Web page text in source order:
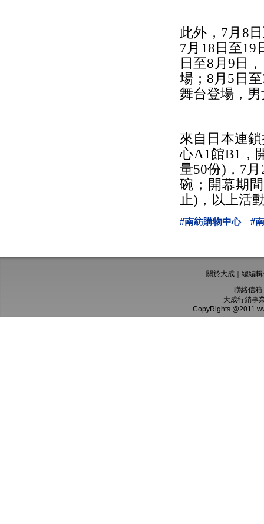
此外，7月8
7月18日至19
日至8月9日
場；8月5日
舞台登場，
來自日本連
心A1館B1，
量50份)，7
碗；開幕期
止)，以上活
#南紡購物中心 #